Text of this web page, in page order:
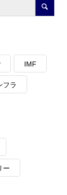
IMF
フラ
ー